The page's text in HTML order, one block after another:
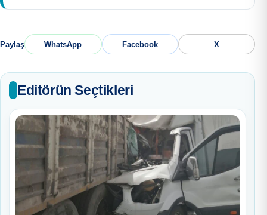
Paylaş WhatsApp Facebook X
Editörün Seçtikleri